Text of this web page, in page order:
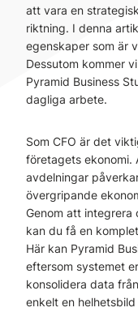
att vara en
riktning. I denna
egenskaper som är
Dessutom kommer
Pyramid Business
dagliga arbete.
Som CFO är det
företagets ekonomi.
avdelningar
övergripande
Genom att integrera
kan du få en
Här kan Pyramid
eftersom systemet
konsolidera data
enkelt en